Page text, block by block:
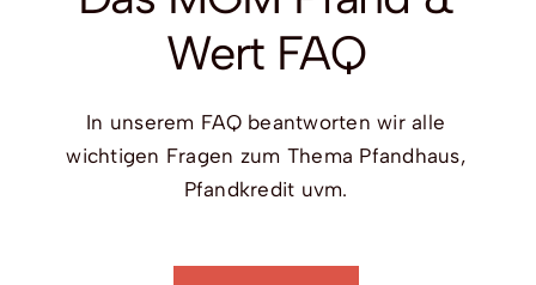
Wert FAQ
In unserem FAQ beantworten wir alle
wichtigen Fragen zum Thema Pfandhaus,
Pfandkredit uvm.